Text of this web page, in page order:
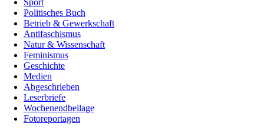
Sport
Politisches Buch
Betrieb & Gewerkschaft
Antifaschismus
Natur & Wissenschaft
Feminismus
Geschichte
Medien
Abgeschrieben
Leserbriefe
Wochenendbeilage
Fotoreportagen